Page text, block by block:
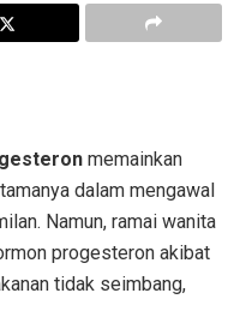
memainkan
dalam mengawal
Namun, ramai wanita
progesteron akibat
tidak seimbang,